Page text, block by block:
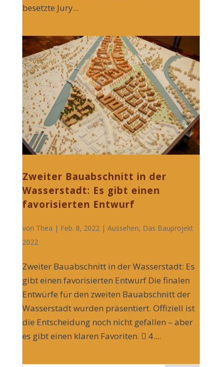
besetzte Jury...
Zweiter Bauabschnitt in der
Wasserstadt: Es gibt einen
favorisierten Entwurf
von Thea | Feb. 8, 2022 | Aussehen, Das Bauprojekt
2022
Zweiter Bauabschnitt in der Wasserstadt: Es
gibt einen favorisierten Entwurf Die finalen
Entwürfe für den zweiten Bauabschnitt der
Wasserstadt wurden präsentiert. Offiziell ist
die Entscheidung noch nicht gefallen – aber
es gibt einen klaren Favoriten.  4....